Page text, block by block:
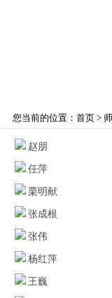
您当前的位置： 首页 >
赵朋
任萍
栗明献
张成根
张伟
杨红萍
王巍